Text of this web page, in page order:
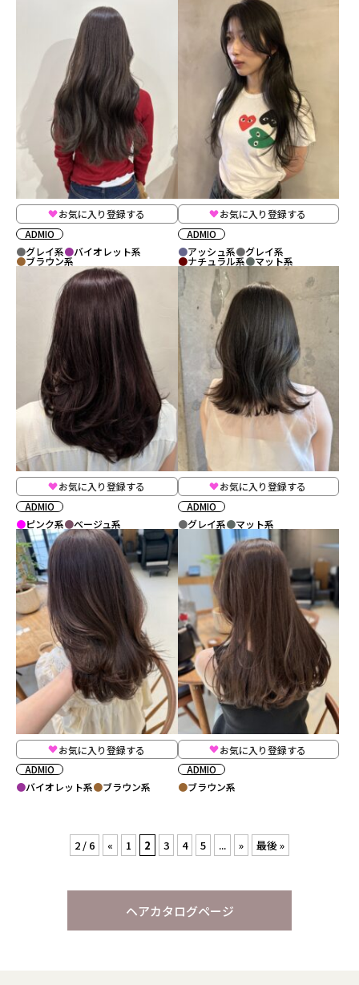
お気に入り登録する
ADMIO
グレイ系
バイオレット系
ブラウン系
お気に入り登録する
ADMIO
アッシュ系
グレイ系
ナチュラル系 マット系
お気に入り登録する
ADMIO
ピンク系
ベージュ系
お気に入り登録する
ADMIO
グレイ系
マット系
お気に入り登録する
ADMIO
バイオレット系
ブラウン系
お気に入り登録する
ADMIO
ブラウン系
2 / 6 « 1 2 3 4 5 ... » 最後 »
ヘアカタログページ